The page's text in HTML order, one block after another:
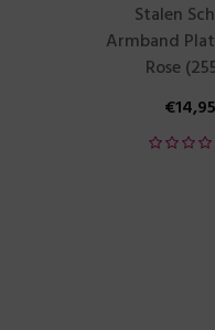
Stalen
Armband
Rose
€14,95